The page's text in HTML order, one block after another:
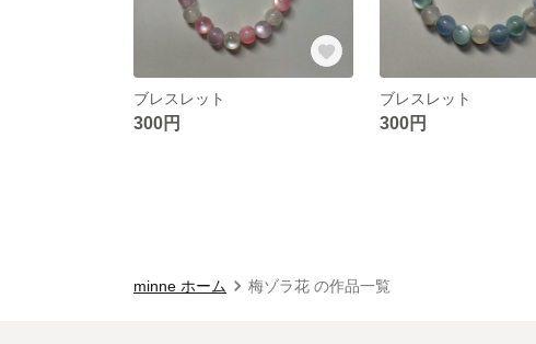
ブレスレット
300円
ブレスレット
300円
minne ホーム 梅ゾラ花 の作品一覧